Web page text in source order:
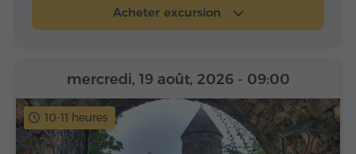
Acheter excursion
10-11 heures
mercredi, 19 août, 2026 - 09:00